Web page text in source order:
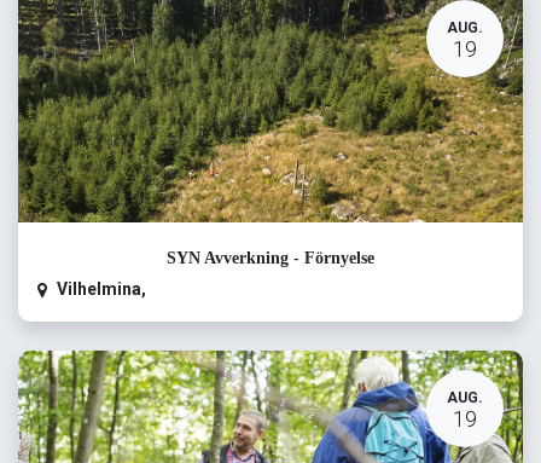
AUG.
19
SYN Avverkning - Förnyelse
Vilhelmina,
AUG.
19